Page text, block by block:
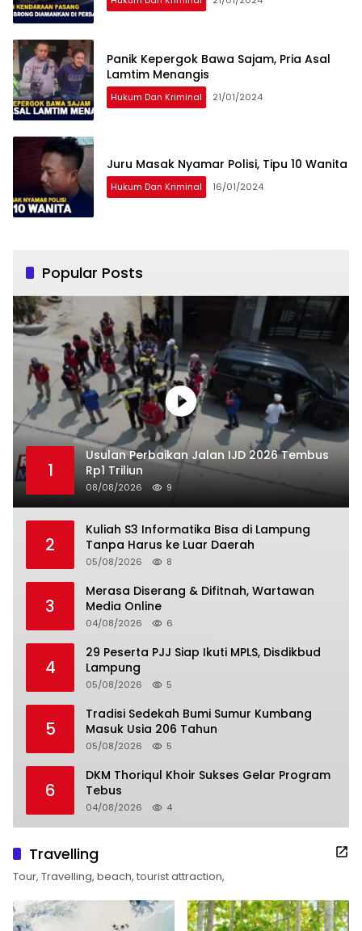
Panik Kepergok Bawa Sajam, Pria Asal
Lamtim Menangis
Hukum Dan Kriminal 21/01/2024
Juru Masak Nyamar Polisi, Tipu 10 Wanita
Hukum Dan Kriminal 16/01/2024
Popular Posts
1
Usulan Perbaikan Jalan IJD 2026 Tembus
Rp1 Triliun
08/08/2026 9
2
Kuliah S3 Informatika Bisa di Lampung
Tanpa Harus ke Luar Daerah
05/08/2026 8
3
Merasa Diserang & Difitnah, Wartawan
Media Online
04/08/2026 6
4
29 Peserta PJJ Siap Ikuti MPLS, Disdikbud
Lampung
05/08/2026 5
5
Tradisi Sedekah Bumi Sumur Kumbang
Masuk Usia 206 Tahun
05/08/2026 5
6
DKM Thoriqul Khoir Sukses Gelar Program
Tebus
04/08/2026 4
Travelling
Tour, Travelling, beach, tourist attraction,